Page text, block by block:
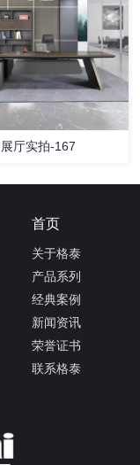
展厅实拍-167
首页
关于格泰
产品系列
经典案例
新闻资讯
荣誉证书
联系格泰